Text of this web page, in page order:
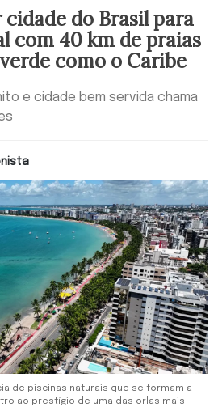
do Brasil para
com 40 km de praias
como o Caribe
e cidade bem servida chama
de piscinas naturais que se formam a
ao prestígio de uma das orlas mais